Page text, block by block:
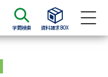
学問検索 資料請求BOX